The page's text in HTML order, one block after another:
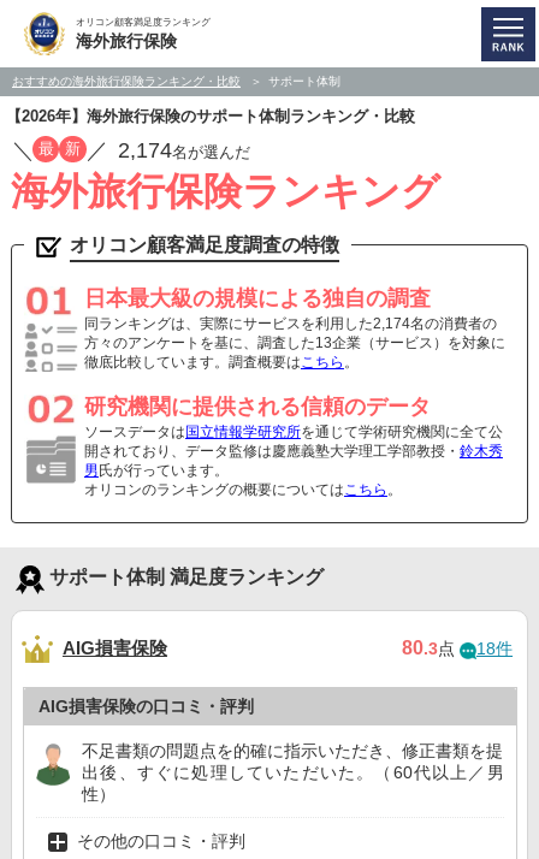
オリコン顧客満足度ランキング
海外旅行保険
おすすめの海外旅行保険ランキング・比較 サポート体制
【2026年】海外旅行保険のサポート体制ランキング・比較
／ 最 新 ／ 2,174名が選んだ
海外旅行保険ランキング
オリコン顧客満足度調査の特徴
日本最大級の規模による独自の調査
同ランキングは、実際にサービスを利用した2,174名の消費者の
方々のアンケートを基に、調査した13企業（サービス）を対象に
徹底比較しています。調査概要はこちら 。
研究機関に提供される信頼のデータ
ソースデータは 国立情報学研究所を通じて学術研究機関に全て公
開されており、データ監修は慶應義塾大学理工学部教授・ 鈴木秀
男 氏が行っています。
オリコンのランキングの概要についてはこちら 。
サポート体制 満足度ランキング
AIG損害保険 80.3点 18件
AIG損害保険の口コミ・評判
不足書類の問題点を的確に指示いただき、修正書類を提
出後、すぐに処理していただいた。（60代以上／男
性）
その他の口コミ・評判